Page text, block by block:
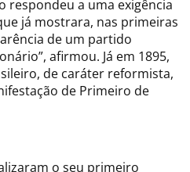
respondeu a uma exigência
já mostrara, nas primeiras
de um partido
afirmou. Já em 1895,
de caráter reformista,
de Primeiro de
o seu primeiro